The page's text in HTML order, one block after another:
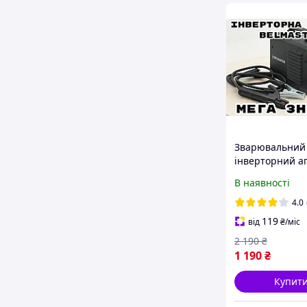
Зварювальний
інверторний
діаметр
4.0 мм в
кейсі
В наявності
4.0
від 119₴/міс
1 190₴
2 190 ₴
Купити